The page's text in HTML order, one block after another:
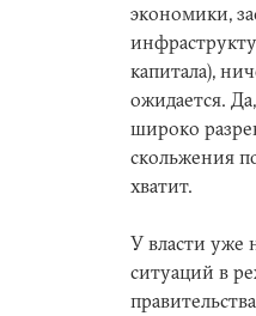
экономики,
капитала),
ожидается.
широко
скольжения
хватит.
У власти уже
ситуаций в